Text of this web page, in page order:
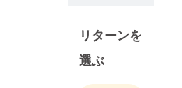
リターンを
選ぶ